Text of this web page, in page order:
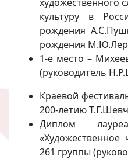
культуру в
рождения
рождения
1-е место –
(руководитель
Краевой
200-летию
Диплом
«Художественное
261 группы